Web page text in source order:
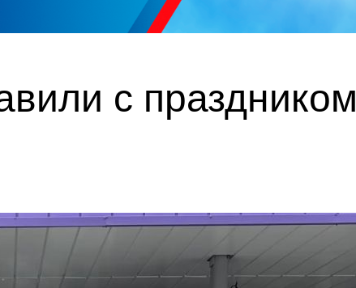
с праздником